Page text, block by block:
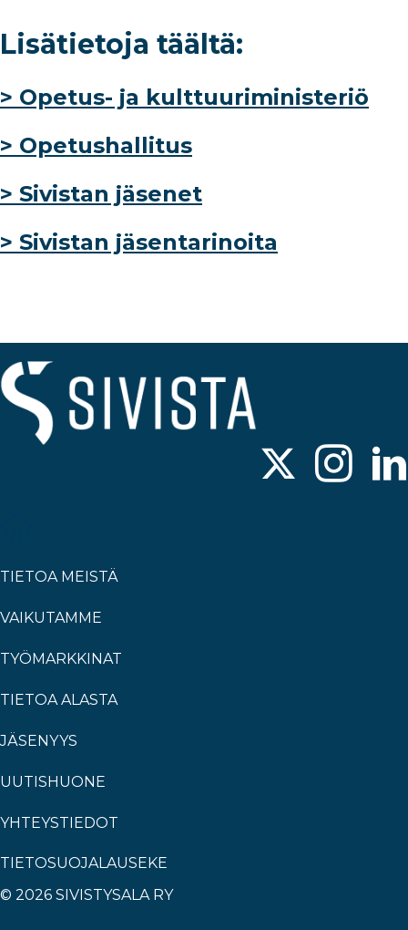
Lisätietoja täältä:
> Opetus- ja kulttuuriministeriö
> Opetushallitus
> Sivistan jäsenet
> Sivistan jäsentarinoita
TIETOA MEISTÄ
VAIKUTAMME
TYÖMARKKINAT
TIETOA ALASTA
JÄSENYYS
UUTISHUONE
YHTEYSTIEDOT
TIETOSUOJALAUSEKE
© 2026 SIVISTYSALA RY